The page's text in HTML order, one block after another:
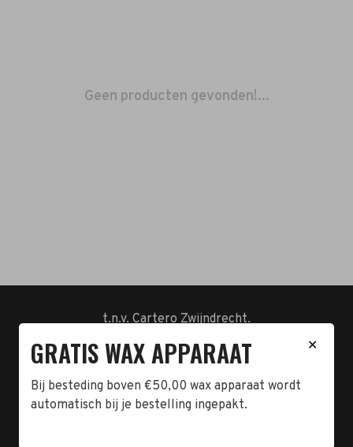
Geen producten gevonden!...
t.n.v. Cartero Zwijndrecht.
BTW-NL858962676B01
KVK-72047070
Telefoon:
078-7370074
✕
GRATIS WAX APPARAAT
Bij besteding boven €50,00 wax apparaat wordt
automatisch bij je bestelling ingepakt.